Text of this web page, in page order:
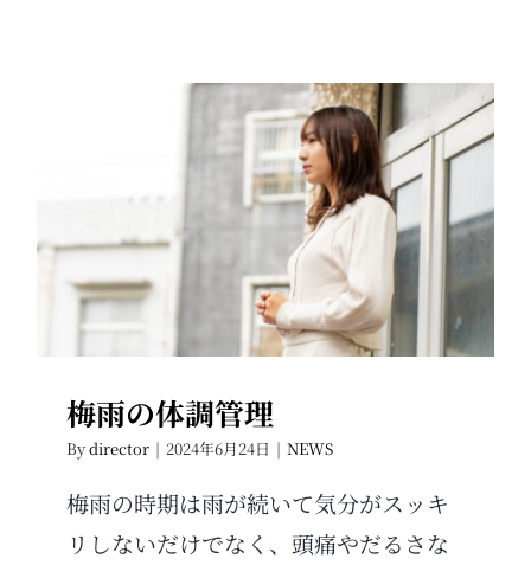
梅雨の体調管理
梅雨の体調管理
Bydirector | 2024年6月24日 | NEWS
梅雨の時期は雨が続いて気分がスッキ
リしないだけでなく、頭痛やだるさな